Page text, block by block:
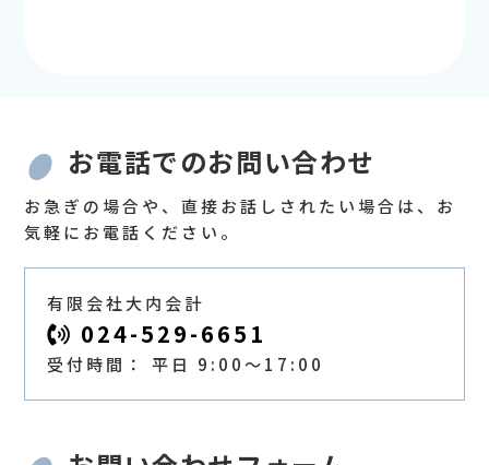
お電話でのお問い合わせ
お急ぎの場合や、直接お話しされたい場合は、お
気軽にお電話ください。
有限会社大内会計
024-529-6651
受付時間： 平日 9:00～17:00